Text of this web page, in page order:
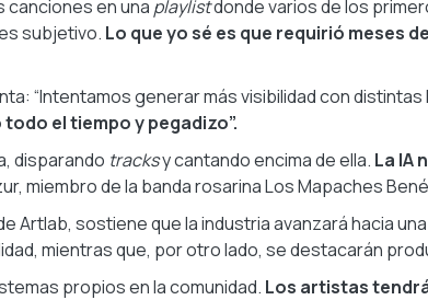
canciones en una playlistdonde varios de los
subjetivo. Lo que yo sé es que requirió meses
“Intentamos generar más visibilidad con
el tiempo y pegadizo”.
disparando tracksy cantando encima de ella. La IA
miembro de la banda rosarina Los Mapaches
Artlab, sostiene que la industria avanzará hacia
mientras que, por otro lado, se destacarán
propios en la comunidad. Los artistas